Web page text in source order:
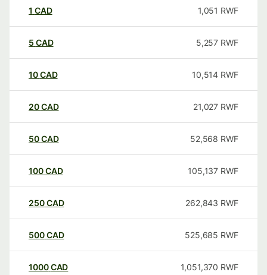
1 CAD 1,051 RWF
5 CAD 5,257 RWF
10CAD 10,514 RWF
20CAD 21,027 RWF
50CAD 52,568 RWF
100CAD 105,137 RWF
250CAD 262,843 RWF
500CAD 525,685 RWF
1000CAD 1,051,370 RWF